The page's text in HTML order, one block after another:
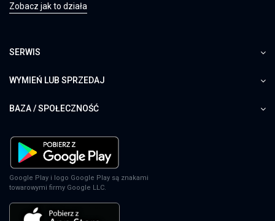
Zobacz jak to działa
SERWIS
WYMIEŃ LUB SPRZEDAJ
BAZA / SPOŁECZNOŚĆ
Google Play i logo Google Play są znakami
towarowymi firmy Google LLC.